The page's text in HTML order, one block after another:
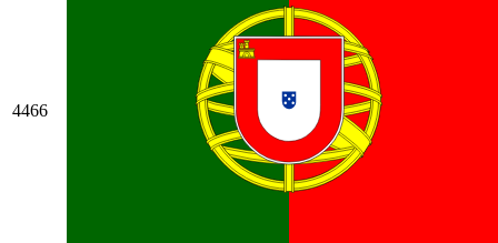
4466